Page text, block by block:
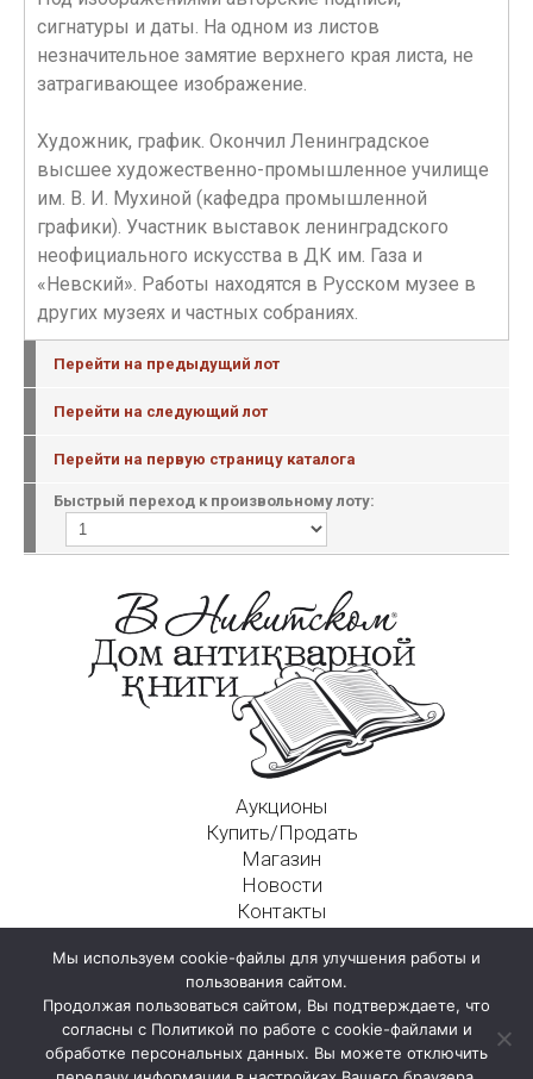
сигнатуры и даты. На одном из листов
незначительное замятие верхнего края листа, не
затрагивающее изображение.
Художник, график. Окончил Ленинградское
высшее художественно-промышленное училище
им. В. И. Мухиной (кафедра промышленной
графики). Участник выставок ленинградского
неофициального искусства в ДК им. Газа и
«Невский». Работы находятся в Русском музее в
других музеях и частных собраниях.
Перейти на предыдущий лот
Перейти на следующий лот
Перейти на первую страницу каталога
Быстрый переход к произвольному лоту:
Аукционы
Купить/Продать
Магазин
Новости
Контакты
125009, г. Москва, Никитский пер., д. 4а, стр. 1
Мы используем cookie-файлы для улучшения работы и
пользования сайтом.
Продолжая пользоваться сайтом, Вы подтверждаете, что
согласны с Политикой по работе с cookie-файлами и
обработке персональных данных. Вы можете отключить